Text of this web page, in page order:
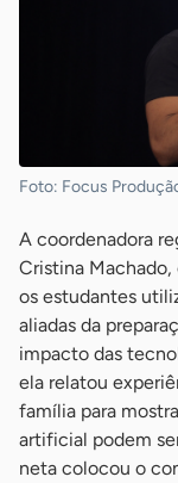
Foto: Focus
A coordenadora
Cristina Machado,
os estudantes
aliadas da
impacto das
ela relatou
família para
artificial podem
neta colocou o